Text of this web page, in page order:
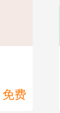
免费